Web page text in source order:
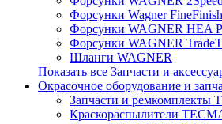
Форсунки Wagner FineFinish
Форсунки WAGNER HEA
Форсунки WAGNER
Шланги WAGNER
Показать все Запчасти и
Окрасочное оборудование и
Запчасти и ремкомплекты
Краскораспылители